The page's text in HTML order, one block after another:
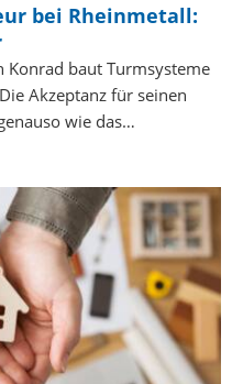
bei Rheinmetall:
Konrad baut Turmsysteme
Akzeptanz für seinen
wie das…